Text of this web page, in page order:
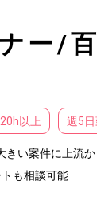
ー/
以上 週5
きい案件に上流
も相談可能